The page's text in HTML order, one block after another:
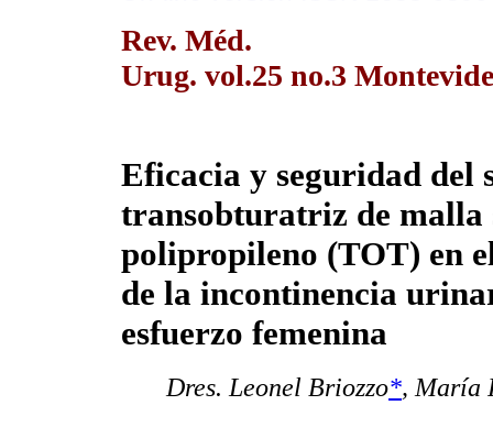
Rev. Méd.
Urug. vol.25 no.3
Eficacia y seguridad del
transobturatriz de malla
polipropileno (TOT) en
de la incontinencia
esfuerzo femenina
Dres. Leonel Briozzo*, María